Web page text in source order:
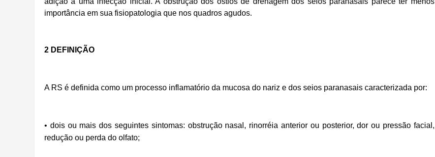
importância em sua fisiopatologia que nos quadros agudos.
2 DEFINIÇÃO
A RS é definida como um processo inflamatório da mucosa do nariz e dos seios paranasais caracterizada por:
• dois ou mais dos seguintes sintomas: obstrução nasal, rinorréia anterior ou posterior, dor ou pressão facial,
redução ou perda do olfato;